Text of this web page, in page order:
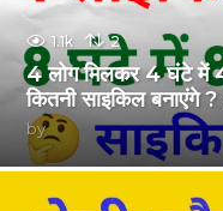
1.1k 2
4 लोग मिलकर 4 घंटे में
कितनी साइकिल
by